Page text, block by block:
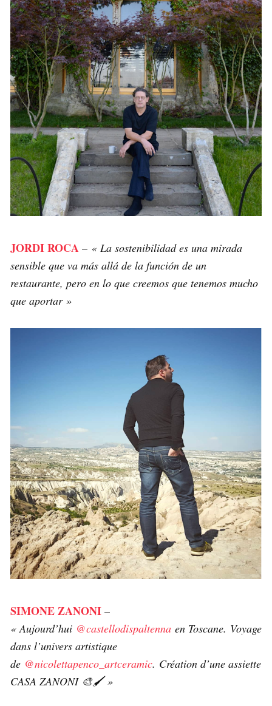
JORDI ROCA – « La sostenibilidad es una mirada
sensible que va más allá de la función de un
restaurante, pero en lo que creemos que tenemos mucho
que aportar »
SIMONE ZANONI –
« Aujourd’hui @castellodispaltenna en Toscane. Voyage
dans l’univers artistique
de @nicolettapenco_artceramic. Création d’une assiette
CASA ZANONI 🎨🖌 »